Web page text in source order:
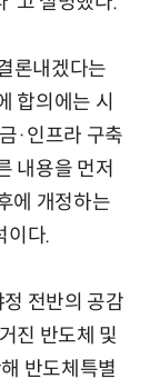
론내겠다는
합의에는 시
·인프라 구축
내용을 먼저
에 개정하는
이다.
전반의 공감
진 반도체 및
반도체특별